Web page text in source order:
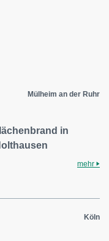
Mülheim an der Ruhr
in
mehr
Köln